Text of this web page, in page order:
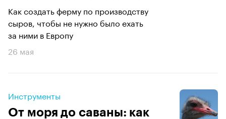
Как создать ферму по производству
сыров, чтобы не нужно было ехать
за ними в Европу
26 мая
Инструменты
От моря до саваны: как